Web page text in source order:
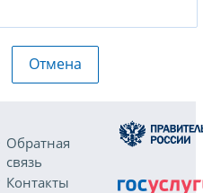
Отмена
Обратная
связь
Контакты